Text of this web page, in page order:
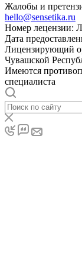
Жалобы и
hello@sensetika.ru
Номер лецензии:
Дата
Лицензирующий
Чувашской
Имеются
специалиста